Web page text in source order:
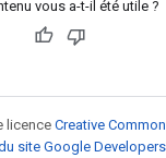
vous a-t-il été utile ?
licence Creative
site Google Developers